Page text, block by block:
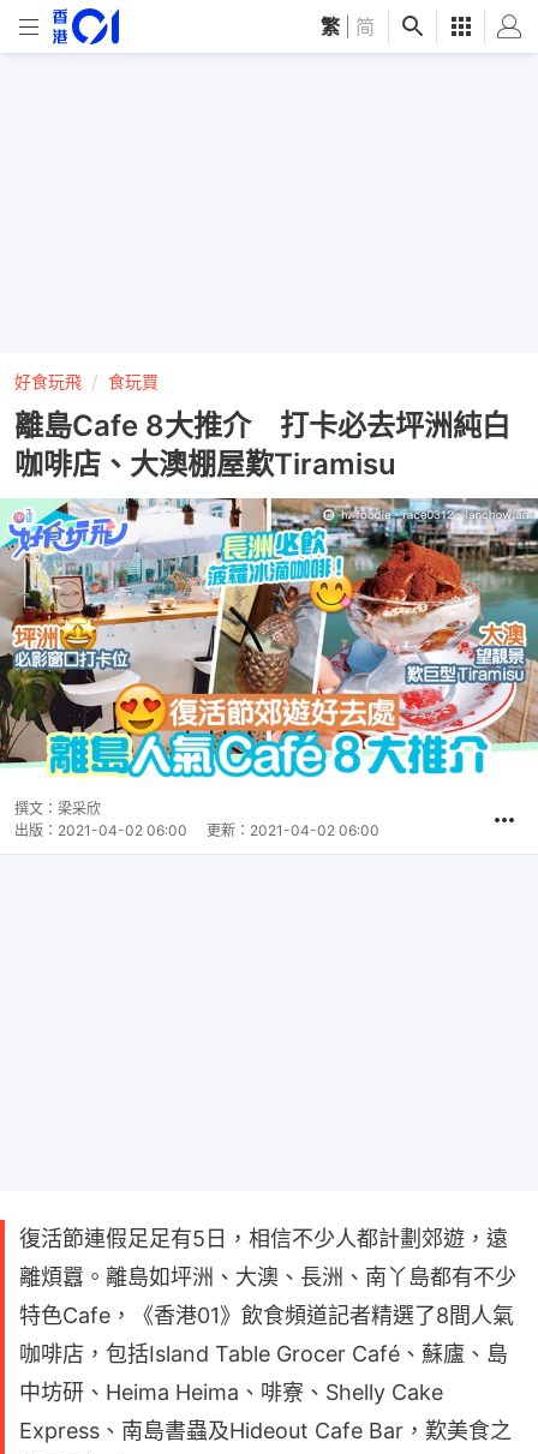
繁 简
好食玩飛 食玩買
離島Cafe 8大推介 打卡必去坪洲純白
咖啡店、大澳棚屋歎Tiramisu
撰文： 梁采欣
出版： 2021-04-02 06:00 更新： 2021-04-02 06:00
復活節連假足足有5日，相信不少人都計劃郊遊，遠
離煩囂。離島如坪洲、大澳、長洲、南丫島都有不少
特色Cafe，《香港01》飲食頻道記者精選了8間人氣
咖啡店，包括Island Table Grocer Café、蘇廬、島
中坊研、Heima Heima、啡寮、Shelly Cake
Express、南島書蟲及Hideout Cafe Bar，歎美食之